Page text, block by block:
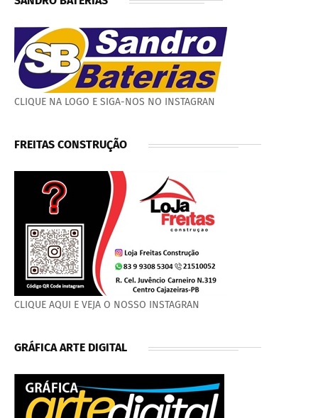
CLIQUE NA LOGO E SIGA-NOS NO INSTAGRAN
FREITAS CONSTRUÇÃO
CLIQUE AQUI E VEJA O NOSSO INSTAGRAN
GRÁFICA ARTE DIGITAL